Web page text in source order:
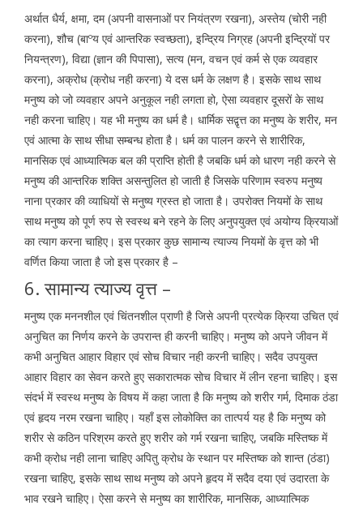
अर्थात धैर्य, क्षमा, दम (अपनी वासनाओं पर नियंत्रण रखना), अस्तेय (चोरी नही
करना), शौच (बाºय एवं आन्तरिक स्वच्छता), इन्द्रिय निग्रह (अपनी इन्द्रियों पर
नियन्त्रण), विद्या (ज्ञान की पिपासा), सत्य (मन, वचन एवं कर्म से एक व्यवहार
करना), अक्रोध (क्रोध नही करना) ये दस धर्म के लक्षण है। इसके साथ साथ
मनुष्य को जो व्यवहार अपने अनुकूल नही लगता हो, ऐसा व्यवहार दूसरों के साथ
नही करना चाहिए। यह भी मनुष्य का धर्म है। धार्मिक सद्वृत्त का मनुष्य के शरीर, मन
एवं आत्मा के साथ सीधा सम्बन्ध होता है। धर्म का पालन करने से शारीरिक,
मानसिक एवं आध्यात्मिक बल की प्राप्ति होती है जबकि धर्म को धारण नही करने से
मनुष्य की आन्तरिक शक्ति असन्तुलित हो जाती है जिसके परिणाम स्वरुप मनुष्य
नाना प्रकार की व्याधियों से मनुष्य ग्रस्त हो जाता है। उपरोक्त नियमों के साथ
साथ मनुष्य को पूर्ण रुप से स्वस्थ बने रहने के लिए अनुपयुक्त एवं अयोग्य क्रियाओं
का त्याग करना चाहिए। इस प्रकार कुछ सामान्य त्याज्य नियमों के वृत्त को भी
वर्णित किया जाता है जो इस प्रकार है –
6. सामान्य त्याज्य वृत्त –
मनुष्य एक मननशील एवं चिंतनशील प्राणी है जिसे अपनी प्रत्येक क्रिया उचित एवं
अनुचित का निर्णय करने के उपरान्त ही करनी चाहिए। मनुष्य को अपने जीवन में
कभी अनुचित आहार विहार एवं सोच विचार नही करनी चाहिए। सदैव उपयुक्त
आहार विहार का सेवन करते हुए सकारात्मक सोच विचार में लीन रहना चाहिए। इस
संदर्भ में स्वस्थ मनुष्य के विषय में कहा जाता है कि मनुष्य को शरीर गर्म, दिमाक ठंडा
एवं हृदय नरम रखना चाहिए। यहाँ इस लोकोक्ति का तात्पर्य यह है कि मनुष्य को
शरीर से कठिन परिश्रम करते हुए शरीर को गर्म रखना चाहिए, जबकि मस्तिष्क में
कभी क्रोध नही लाना चाहिए अपितु क्रोध के स्थान पर मस्तिष्क को शान्त (ठंडा)
रखना चाहिए, इसके साथ साथ मनुष्य को अपने हृदय में सदैव दया एवं उदारता के
भाव रखने चाहिए। ऐसा करने से मनुष्य का शारीरिक, मानसिक, आध्यात्मिक